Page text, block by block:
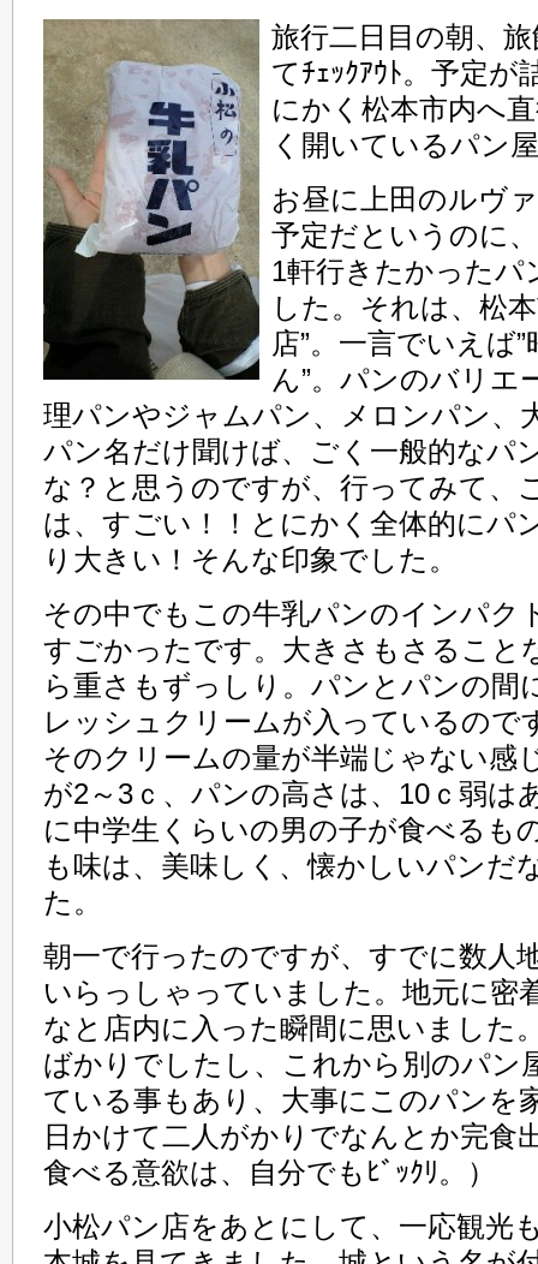
旅行二日目の朝、
てﾁｪｯｸｱｳﾄ。予定
にかく松本市内へ
く開いているパン
お昼に上田のルヴ
予定だというのに
1軒行きたかったパ
した。それは、松
店”。一言でいえば
ん”。パンのバリエ
理パンやジャムパン、メロンパン、
パン名だけ聞けば、ごく一般的なパ
な？と思うのですが、行ってみて、
は、すごい！！とにかく全体的にパ
り大きい！そんな印象でした。
その中でもこの牛乳パンのインパク
すごかったです。大きさもさること
ら重さもずっしり。パンとパンの間
レッシュクリームが入っているので
そのクリームの量が半端じゃない感
が2～3ｃ、パンの高さは、10ｃ弱は
に中学生くらいの男の子が食べるも
も味は、美味しく、懐かしいパンだ
た。
朝一で行ったのですが、すでに数人
いらっしゃっていました。地元に密
なと店内に入った瞬間に思いました
ばかりでしたし、これから別のパン
ている事もあり、大事にこのパンを
日かけて二人がかりでなんとか完食
食べる意欲は、自分でもﾋﾞｯｸﾘ。）
小松パン店をあとにして、一応観光